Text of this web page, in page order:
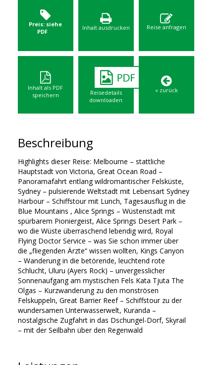
Preis: siehe
PDF
Inhalt ausdrucken Reise anfragen
Inhalt als PDF
speichern
Reisedetails
downloaden
« zurück
Beschreibung
Highlights dieser Reise: Melbourne – stattliche
Hauptstadt von Victoria, Great Ocean Road –
Panoramafahrt entlang wildromantischer Felsküste,
Sydney – pulsierende Weltstadt mit Lebensart Sydney
Harbour – Schiffstour mit Lunch, Tagesausflug in die
Blue Mountains , Alice Springs – Wüstenstadt mit
spürbarem Pioniergeist, Alice Springs Desert Park –
wo die Wüste überraschend lebendig wird, Royal
Flying Doctor Service – was Sie schon immer über
die „fliegenden Ärzte“ wissen wollten, Kings Canyon
– Wanderung in die betörende, leuchtend rote
Schlucht, Uluru (Ayers Rock) – unvergesslicher
Sonnenaufgang am mystischen Fels Kata Tjuta The
Olgas – Kurzwanderung zu den monströsen
Felskuppeln, Great Barrier Reef – Schiffstour zu der
wundersamen Unterwasserwelt, Kuranda –
nostalgische Zugfahrt in das Dschungel-Dorf, Skyrail
– mit der Seilbahn über den Regenwald